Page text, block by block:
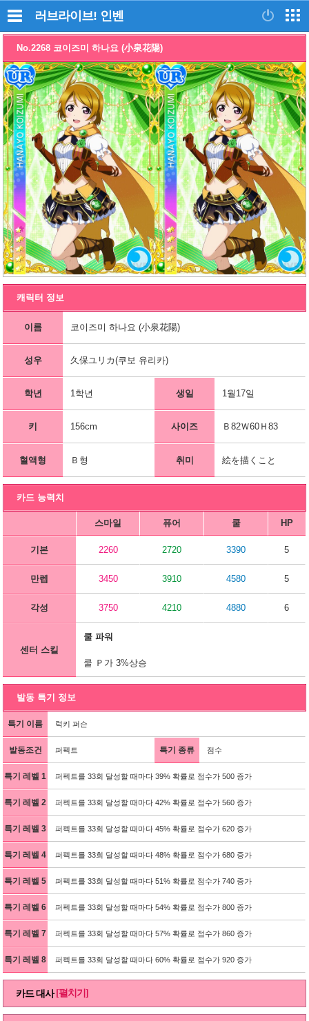
러브라이브! 인벤
No.2268 코이즈미 하나요 (小泉花陽)
캐릭터 정보
이름 코이즈미 하나요 (小泉花陽)
성우 久保ユリカ(쿠보 유리카)
학년 1학년 생일 1월17일
키 156cm 사이즈 Ｂ82Ｗ60Ｈ83
혈액형 Ｂ형 취미 絵を描くこと
카드 능력치
스마일 퓨어 쿨 HP
기본 2260 2720 3390 5
만렙 3450 3910 4580 5
각성 3750 4210 4880 6
센터 스킬
쿨 파워
쿨 Ｐ가 3%상승
발동 특기 정보
특기 이름 럭키 퍼슨
발동조건 퍼펙트 특기 종류 점수
특기 레벨 1 퍼펙트를 33회 달성할 때마다 39% 확률로 점수가 500 증가
특기 레벨 2 퍼펙트를 33회 달성할 때마다 42% 확률로 점수가 560 증가
특기 레벨 3 퍼펙트를 33회 달성할 때마다 45% 확률로 점수가 620 증가
특기 레벨 4 퍼펙트를 33회 달성할 때마다 48% 확률로 점수가 680 증가
특기 레벨 5 퍼펙트를 33회 달성할 때마다 51% 확률로 점수가 740 증가
특기 레벨 6 퍼펙트를 33회 달성할 때마다 54% 확률로 점수가 800 증가
특기 레벨 7 퍼펙트를 33회 달성할 때마다 57% 확률로 점수가 860 증가
특기 레벨 8 퍼펙트를 33회 달성할 때마다 60% 확률로 점수가 920 증가
카드 대사 [펼치기]